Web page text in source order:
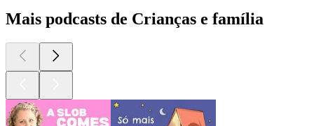
Mais podcasts de Crianças e família